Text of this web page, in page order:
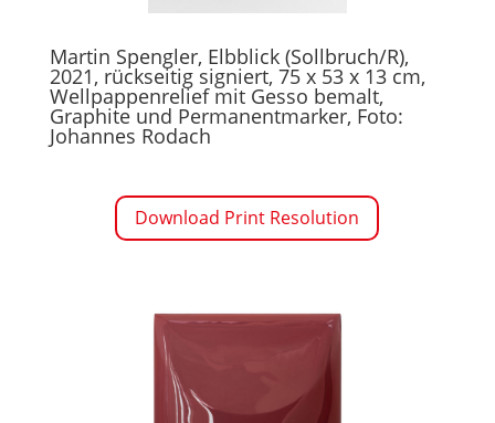
Martin Spengler, Elbblick (Sollbruch/R),
2021, rückseitig signiert, 75 x 53 x 13 cm,
Wellpappenrelief mit Gesso bemalt,
Graphite und Permanentmarker, Foto:
Johannes Rodach
Download Print Resolution